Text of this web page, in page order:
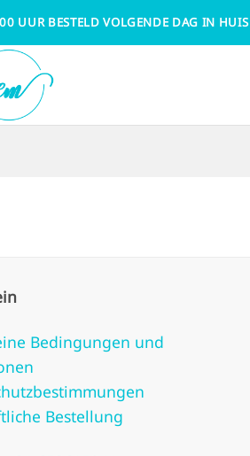
UUR BESTELD VOLGENDE DAG IN HUIS
Bedingungen und
Bestellung